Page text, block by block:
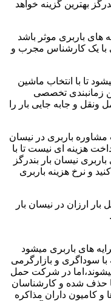
بهترین گزینه خواهد
های باربری موثر باشد
با یک کارشناس مجرب و
تا با انتخاب ماشین
زمانبندی تخصصی
ونقل و جابه جایی بار را
باربری در نیسان
هزینه ای نیست تا با
نیسان بار بندرگز
و نرخ هزینه باربری
ارزان در نیسان بار
های باربری میشود
سوداگری و بازارگرمی
در شرکت حمل
حذف شده و کارشناسان
کامیون داران مذاکره